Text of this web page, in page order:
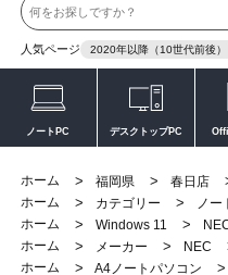
人気ページ 2020年以降（10世代前後）
ノートPC デスクトップPC
ホーム > 福岡県 > 春日店
ホーム
> カテゴリー > ノー
ホーム
> Windows 11 >
ホーム
> メーカー > NEC
ホーム
> A4ノートパソコン >